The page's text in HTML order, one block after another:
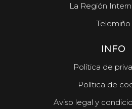
La Región
Telemiño
INFO
Política de
Política de
Aviso legal y